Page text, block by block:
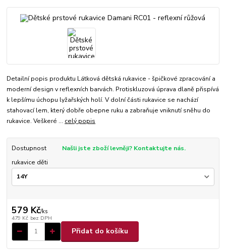
Detailní popis produktu Látková dětská rukavice - špičkové zpracování a
moderní design v reflexních barvách. Protiskluzová úprava dlaně přispívá
k lepšímu úchopu lyžařských holí. V dolní části rukavice se nachází
stahovací lem, který dobře obepne ruku a zabraňuje vniknutí sněhu do
rukavice. Veškeré ... celý popis
Dostupnost
Našli jste zboží levněji? Kontaktujte nás.
rukavice děti
579 Kč/ks
479 Kč bez DPH
Přidat do košíku